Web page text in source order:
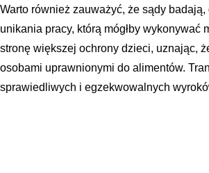
Warto również zauważyć, że sądy
unikania pracy, którą mógłby
stronę większej ochrony dzieci, uznając,
osobami uprawnionymi do alimentów.
sprawiedliwych i egzekwowalnych